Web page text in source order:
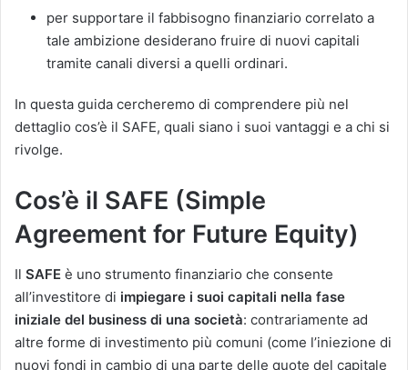
per supportare il fabbisogno finanziario correlato a
tale ambizione desiderano fruire di nuovi capitali
tramite canali diversi a quelli ordinari.
In questa guida cercheremo di comprendere più nel
dettaglio cos’è il SAFE, quali siano i suoi vantaggi e a chi si
rivolge.
Cos’è il SAFE (Simple
Agreement for Future Equity)
Il SAFE è uno strumento finanziario che consente
all’investitore di impiegare i suoi capitali nella fase
iniziale del business di una società: contrariamente ad
altre forme di investimento più comuni (come l’iniezione di
nuovi fondi in cambio di una parte delle quote del capitale